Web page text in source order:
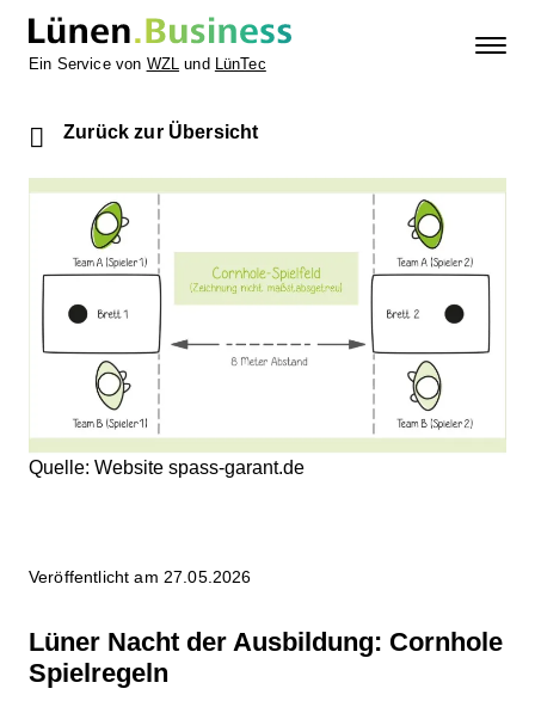
Ein Service von WZL und LünTec
Zurück zur Übersicht
Quelle: Website spass-garant.de
Veröffentlicht am 27.05.2026
Lüner Nacht der Ausbildung: Cornhole
Spielregeln